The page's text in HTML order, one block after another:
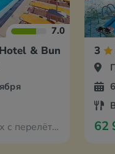
7.0
& Bungalows
из Ганновера
3
62